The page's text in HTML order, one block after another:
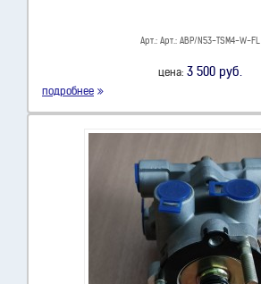
Арт.: Арт.: ABP/N53-TSM4-W-FL
цена: 3 500 руб.
подробнее